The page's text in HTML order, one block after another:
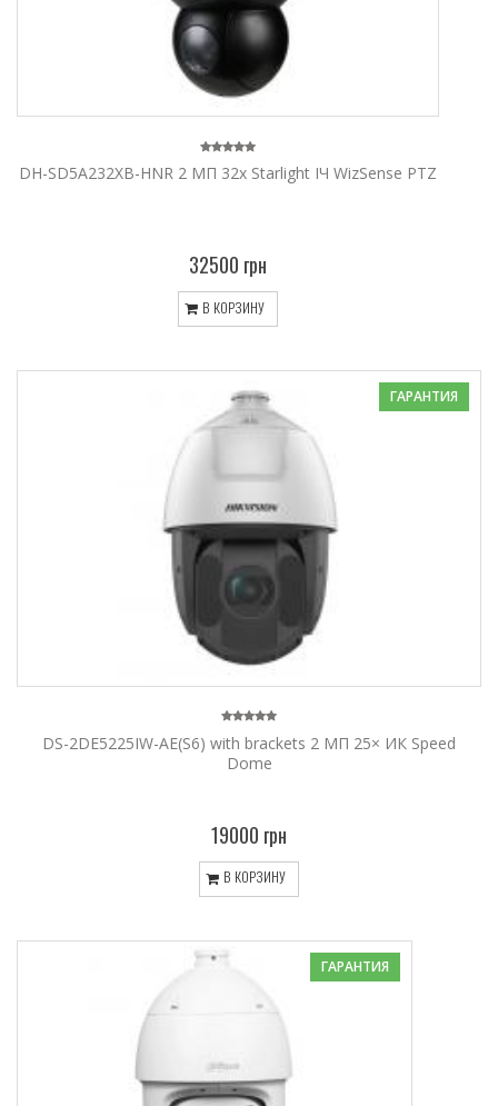
DH-SD5A232XB-HNR 2 МП 32x Starlight ІЧ WizSense PTZ
32500 грн
В КОРЗИНУ
ГАРАНТИЯ
DS-2DE5225IW-AE(S6) with brackets 2 МП 25× ИК Speed
Dome
19000 грн
В КОРЗИНУ
ГАРАНТИЯ